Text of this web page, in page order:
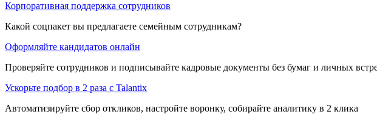
Корпоративная поддержка сотрудников
Какой соцпакет вы предлагаете семейным сотрудникам?
Оформляйте кандидатов онлайн
Проверяйте сотрудников и подписывайте кадровые документы без бумаг и личных
Ускорьте подбор в 2 раза с Talantix
Автоматизируйте сбор откликов, настройте воронку, собирайте аналитику в 2 клика